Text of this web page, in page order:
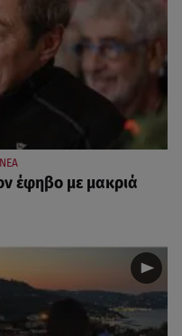
έφηβο με μακριά